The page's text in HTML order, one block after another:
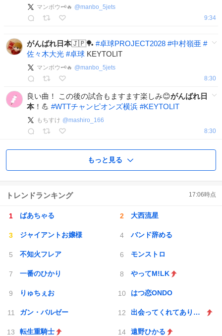
マンボウ🗝️🔥 @manbo_5jets
9:34
がんばれ日本🇯🇵🏓 #卓球PROJECT2028 #中村嶺亜 #
佐々木大光 #卓球 KEYTOLIT
マンボウ🗝️🔥 @manbo_5jets
8:30
良い曲！ この後の試合もますます楽しみ😊がんばれ日
本！💪 #WTTチャンピオンズ横浜 #KEYTOLIT
もちすけ @mashiro_166
8:30
もっと見る
トレンドランキング 17:06時点
ばあちゃる 大西流星
ジャイアントお嬢様 バンド辞める
不知火フレア モンストロ
一番のひかり やってM!LK
りゅちぇお はつ恋ONDO
ガン・バルゼー 出会ってくれてありがとう
転生重騎士 遠野ひかる